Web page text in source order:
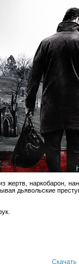
наркобарон,
дьявольские
Скачать